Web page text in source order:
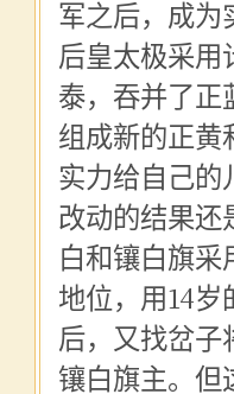
军之后，成为
后皇太极采用
泰，吞并了正
组成新的正黄
实力给自己的
改动的结果还
白和镶白旗采
地位，用14岁
后，又找岔子
镶白旗主。但